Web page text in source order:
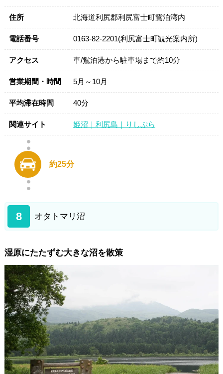
住所 北海道利尻郡利尻富士町鴛泊湾内
電話番号 0163-82-2201(利尻富士町観光案内所)
アクセス 車/鴛泊港から駐車場まで約10分
営業期間・時間 5月～10月
平均滞在時間 40分
関連サイト 姫沼｜利尻島｜りしぷら
約25分
8 オタトマリ沼
湿原にたたずむ大きな沼を散策